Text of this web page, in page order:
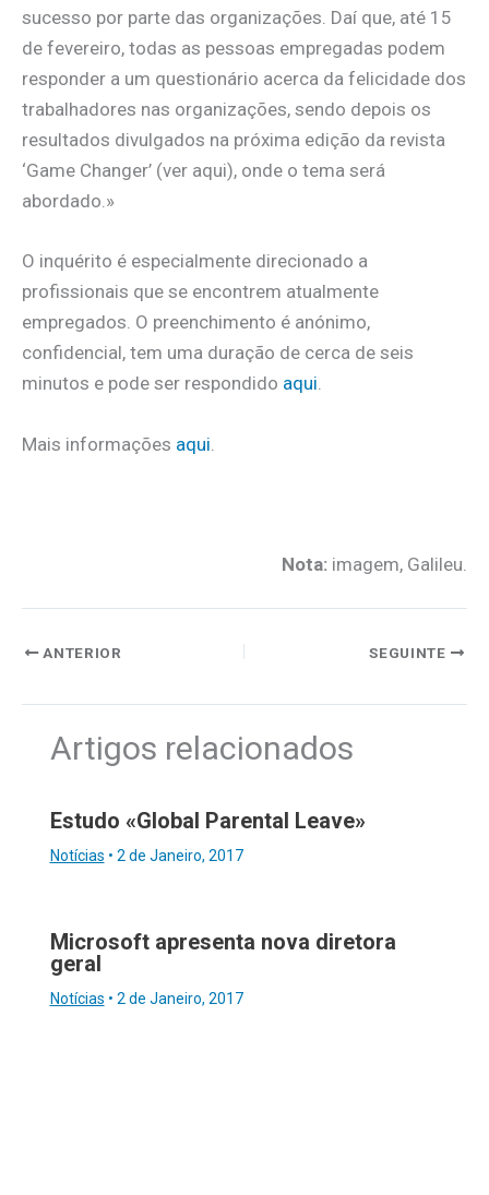
sucesso por parte das organizações. Daí que, até 15
de fevereiro, todas as pessoas empregadas podem
responder a um questionário acerca da felicidade dos
trabalhadores nas organizações, sendo depois os
resultados divulgados na próxima edição da revista
‘Game Changer’ (ver aqui), onde o tema será
abordado.»
O inquérito é especialmente direcionado a
profissionais que se encontrem atualmente
empregados. O preenchimento é anónimo,
confidencial, tem uma duração de cerca de seis
minutos e pode ser respondido aqui.
Mais informações aqui
Nota: imagem, Galileu.
ANTERIOR SEGUINTE
Artigos relacionados
Estudo «Global Parental Leave»
Notícias • 2 de Janeiro, 2017
Microsoft apresenta nova diretora
geral
Notícias • 2 de Janeiro, 2017